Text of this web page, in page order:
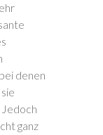
denen
Jedoch
ganz